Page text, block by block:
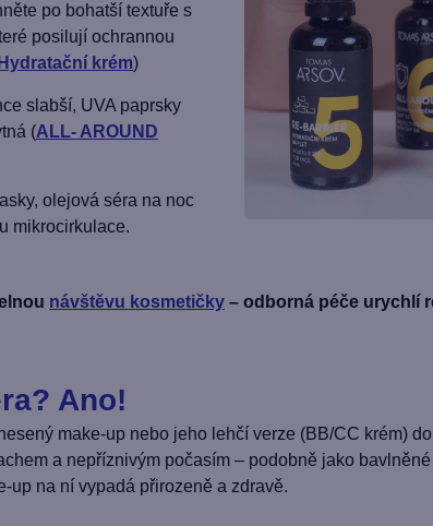
po bohatší textuře s
posilují ochrannou
krém)
slabší, UVA paprsky
(ALL- AROUND
olejová séra na noc
mikrocirkulace.
návštěvu kosmetičky – odborná péče urychlí
Ano!
make-up nebo jeho lehčí verze (BB/CC krém)
a nepříznivým počasím – podobně jako
up na ní vypadá přirozeně a zdravě.